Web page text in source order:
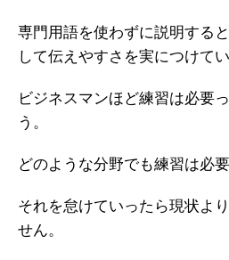
専門用語を使わずに説明する
して伝えやすさを実につけて
ビジネスマンほど練習は必要
う。
どのような分野でも練習は必要
それを怠けていったら現状よ
せん。